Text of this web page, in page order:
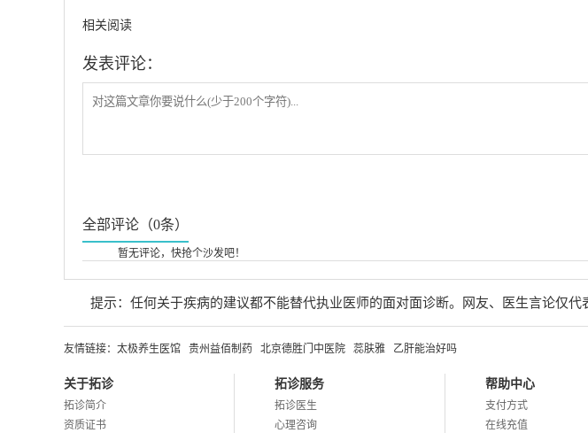
相关阅读
发表评论：
全部评论（0条）
暂无评论，快抢个沙发吧！
提示：任何关于疾病的建议都不能替代执业医师的面对面诊断。网友、医生言论仅
友情链接： 太极养生医馆 贵州益佰制药 北京德胜门中医院 蕊肤雅 乙肝能治好吗
关于拓诊
拓诊简介
资质证书
拓诊服务
拓诊医生
心理咨询
帮助中心
支付方式
在线充值